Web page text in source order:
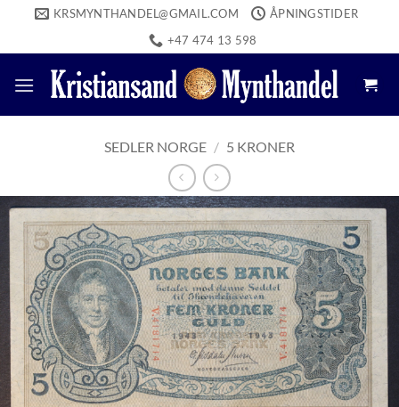
content
KRSMYNTHANDEL@GMAIL.COM
ÅPNINGSTIDER
+47 474 13 598
SEDLER NORGE / 5 KRONER